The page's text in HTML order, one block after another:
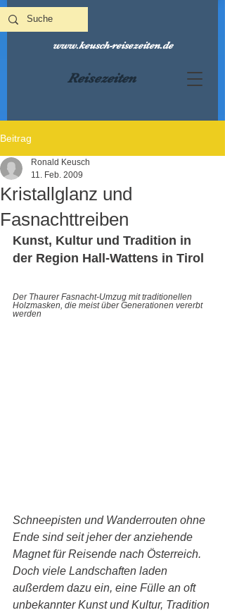
Reisezeiten
www.keusch-reisezeiten.de
Beitrag
Kristallglanz und
Fasnachttreiben
Ronald Keusch
11. Feb. 2009
Kunst, Kultur und Tradition in
der Region Hall-Wattens in Tirol
Der Thaurer Fasnacht-Umzug mit traditionellen
Holzmasken, die meist über Generationen vererbt
werden
Schneepisten und Wanderrouten ohne
Ende sind seit jeher der anziehende
Magnet für Reisende nach Österreich.
Doch viele Landschaften laden
außerdem dazu ein, eine Fülle an oft
unbekannter Kunst und Kultur, Tradition